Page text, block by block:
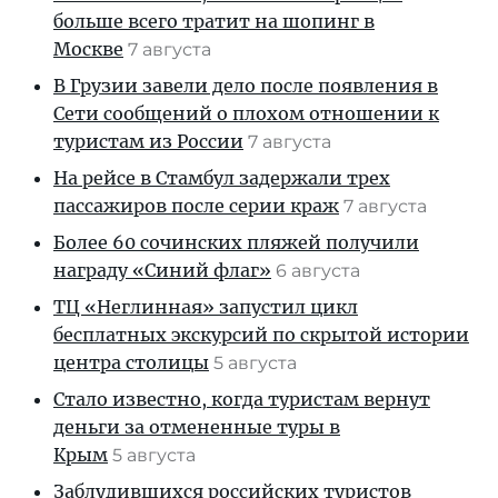
больше всего тратит на шопинг в
Москве 7 августа
В Грузии завели дело после появления в
Сети сообщений о плохом отношении к
туристам из России 7 августа
На рейсе в Стамбул задержали трех
пассажиров после серии краж 7 августа
Более 60 сочинских пляжей получили
награду «Синий флаг» 6 августа
ТЦ «Неглинная» запустил цикл
бесплатных экскурсий по скрытой истории
центра столицы 5 августа
Стало известно, когда туристам вернут
деньги за отмененные туры в
Крым 5 августа
Заблудившихся российских туристов